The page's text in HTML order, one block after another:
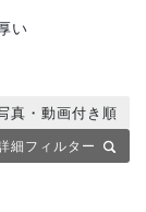
い
細フィルター
真・動画付き順